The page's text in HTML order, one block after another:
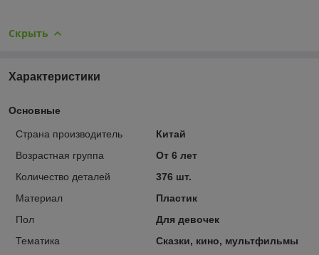
Скрыть
Характеристики
Основные
Страна производитель
Китай
Возрастная группа
От 6 лет
Количество деталей
376 шт.
Материал
Пластик
Пол
Для девочек
Тематика
Сказки, кино, мультфильмы